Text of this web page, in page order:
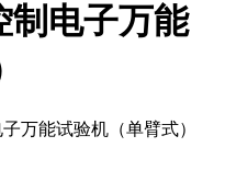
制电子万能
万能试验机（单臂式）